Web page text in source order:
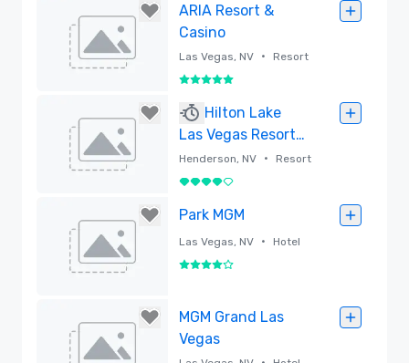
ARIA Resort &
Casino
Las Vegas, NV • Resort
5 van 5
Hilton Lake
Las Vegas Resort
& Spa
Henderson, NV • Resort
4 van 5
Park MGM
Las Vegas, NV • Hotel
4 van 5
MGM Grand Las
Vegas